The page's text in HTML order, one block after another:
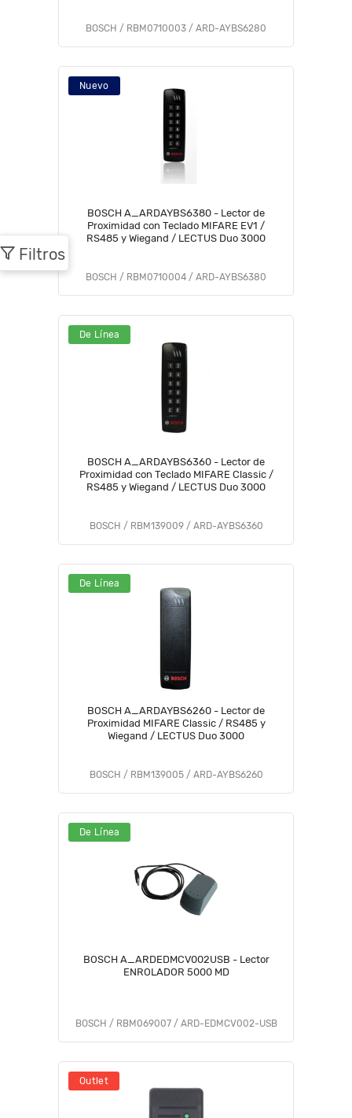
BOSCH / RBM0710003 / ARD-AYBS6280
Nuevo
BOSCH A_ARDAYBS6380 - Lector de
Proximidad con Teclado MIFARE EV1 /
RS485 y Wiegand / LECTUS Duo 3000
BOSCH / RBM0710004 / ARD-AYBS6380
De Línea
BOSCH A_ARDAYBS6360 - Lector de
Proximidad con Teclado MIFARE Classic /
RS485 y Wiegand / LECTUS Duo 3000
BOSCH / RBM139009 / ARD-AYBS6360
De Línea
BOSCH A_ARDAYBS6260 - Lector de
Proximidad MIFARE Classic / RS485 y
Wiegand / LECTUS Duo 3000
BOSCH / RBM139005 / ARD-AYBS6260
De Línea
BOSCH A_ARDEDMCV002USB - Lector
ENROLADOR 5000 MD
BOSCH / RBM069007 / ARD-EDMCV002-USB
Outlet
Filtros